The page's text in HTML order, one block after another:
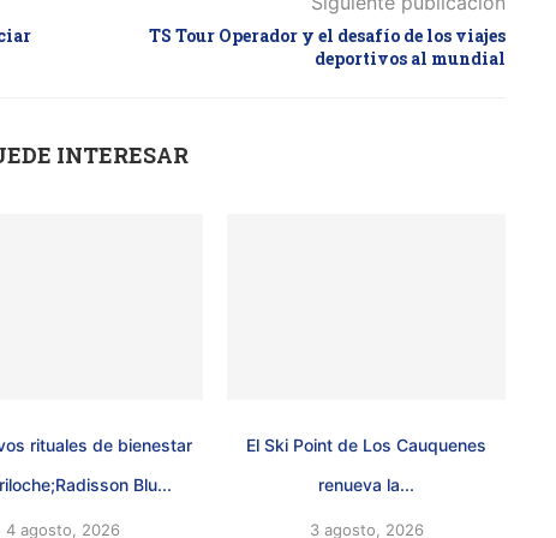
TS Tour Operador y el desafío de los viajes
deportivos al mundial
INTERESAR
rituales de bienestar
Blu...
4 agosto, 2026
El Ski Point de Los Cauquenes
renueva la...
3 agosto, 2026